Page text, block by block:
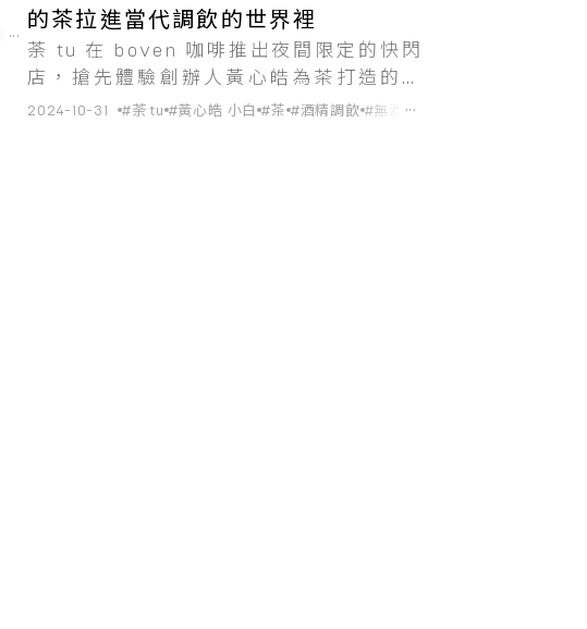
#餐酒搭配
...
的茶拉進當代調飲的世界裡
荼 tu 在 boven 咖啡推出夜間限定的快閃
店，搶先體驗創辦人黃心皓為茶打造的品
飲體驗。
2024-10-31 #荼 tu #黃心皓 小白 #茶 #酒精調飲 #無酒精調飲
...